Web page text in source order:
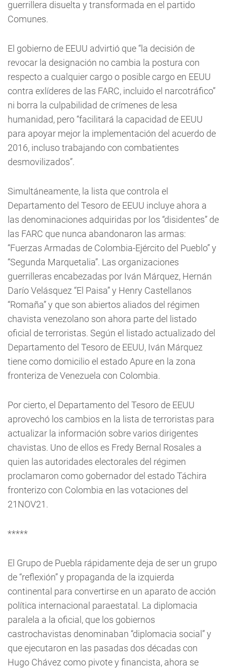
guerrillera disuelta y transformada en el partido
Comunes.
El gobierno de EEUU advirtió que “la decisión de
revocar la designación no cambia la postura con
respecto a cualquier cargo o posible cargo en EEUU
contra exlíderes de las FARC, incluido el narcotráfico”
ni borra la culpabilidad de crímenes de lesa
humanidad, pero “facilitará la capacidad de EEUU
para apoyar mejor la implementación del acuerdo de
2016, incluso trabajando con combatientes
desmovilizados”.
Simultáneamente, la lista que controla el
Departamento del Tesoro de EEUU incluye ahora a
las denominaciones adquiridas por los “disidentes” de
las FARC que nunca abandonaron las armas:
“Fuerzas Armadas de Colombia-Ejército del Pueblo” y
“Segunda Marquetalia”. Las organizaciones
guerrilleras encabezadas por Iván Márquez, Hernán
Darío Velásquez “El Paisa” y Henry Castellanos
“Romaña” y que son abiertos aliados del régimen
chavista venezolano son ahora parte del listado
oficial de terroristas. Según el listado actualizado del
Departamento del Tesoro de EEUU, Iván Márquez
tiene como domicilio el estado Apure en la zona
fronteriza de Venezuela con Colombia.
Por cierto, el Departamento del Tesoro de EEUU
aprovechó los cambios en la lista de terroristas para
actualizar la información sobre varios dirigentes
chavistas. Uno de ellos es Fredy Bernal Rosales a
quien las autoridades electorales del régimen
proclamaron como gobernador del estado Táchira
fronterizo con Colombia en las votaciones del
21NOV21.
*****
El Grupo de Puebla rápidamente deja de ser un grupo
de “reflexión” y propaganda de la izquierda
continental para convertirse en un aparato de acción
política internacional paraestatal. La diplomacia
paralela a la oficial, que los gobiernos
castrochavistas denominaban “diplomacia social” y
que ejecutaron en las pasadas dos décadas con
Hugo Chávez como pivote y financista, ahora se